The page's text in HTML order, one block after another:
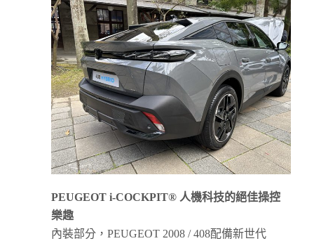
PEUGEOT i-COCKPIT® 人機科技的絕佳操控
樂趣
內裝部分，PEUGEOT 2008 / 408配備新世代